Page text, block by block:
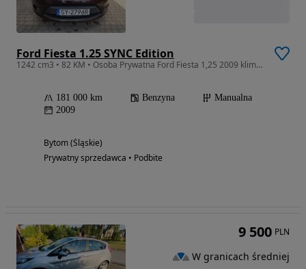
Ford Fiesta 1.25 SYNC Edition
1242 cm3 • 82 KM • Osoba Prywatna Ford Fiesta 1,25 2009 klima bezwypadkowy serwis
181 000 km Benzyna
Manualna
2009
Bytom (Śląskie)
Prywatny sprzedawca • Podbite
9 500 PLN
W granicach średniej